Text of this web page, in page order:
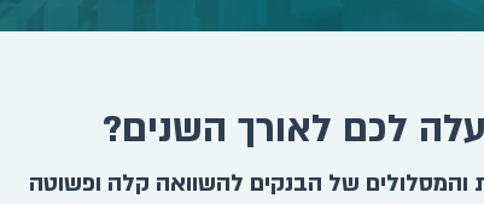
לכם לאורך השנים?
והמסלולים של הבנקים להשוואה קלה ופשוטה